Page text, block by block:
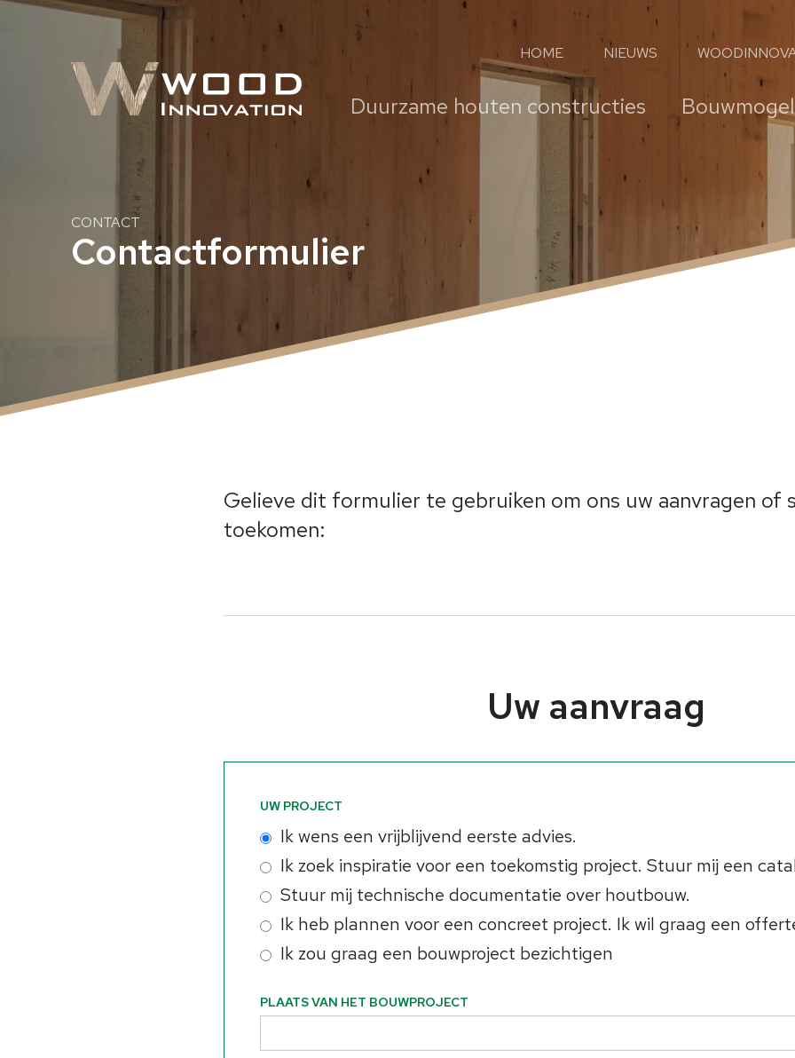
HOME NIEUWS
Duurzame houten constructies
CONTACT
Contactformulier
Gelieve dit formulier te gebruiken om ons uw aanvragen of
toekomen:
Uw aanvraag
UW PROJECT
Ik wens een vrijblijvend eerste advies.
Ik zoek inspiratie voor een toekomstig project. Stuur mij een
Stuur mij technische documentatie over houtbouw.
Ik heb plannen voor een concreet project. Ik wil graag een
Ik zou graag een bouwproject bezichtigen
PLAATS VAN HET BOUWPROJECT